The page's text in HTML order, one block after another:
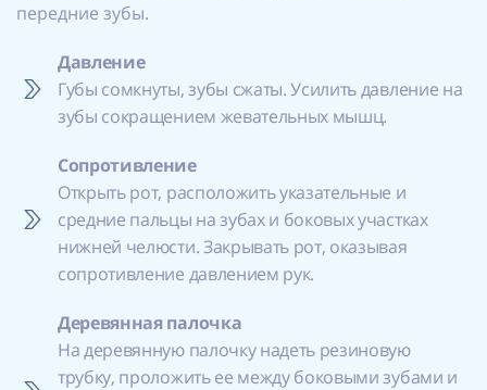
передние зубы.
Давление
Губы сомкнуты, зубы сжаты. Усилить давление на
зубы сокращением жевательных мышц.
Сопротивление
Открыть рот, расположить указательные и
средние пальцы на зубах и боковых участках
нижней челюсти. Закрывать рот, оказывая
сопротивление давлением рук.
Деревянная палочка
На деревянную палочку надеть резиновую
трубку, проложить ее между боковыми зубами и